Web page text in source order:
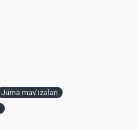
Juma mav'izalari